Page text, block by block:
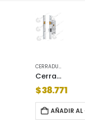
CERRADURAS
Cerradura candex 115 = combinacion
$38.771
AÑADIR AL